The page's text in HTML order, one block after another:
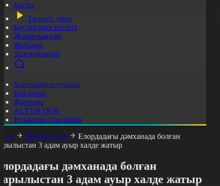
Басты
Тікелей эфир
Бағдарлама кестесі
Жаңалықтар
Жобалар
Телехикаялар
Корпорация туралы
Байланыс
Жарнама
ALTYN QOR
Редакция стандарты
Жаңалықтар
Елордадағы дәмханада болған
3 адам ауыр халде жатыр
дәмханада болған
3 адам ауыр халде жатыр